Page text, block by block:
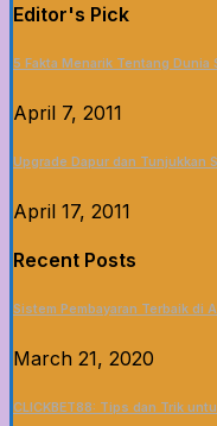
Editor's Pick
5 Fakta Menarik Tentang Dunia
April 7, 2011
Upgrade Dapur dan Tunjukkan
April 17, 2011
Recent Posts
Sistem Pembayaran Terbaik di
March 21, 2020
CLICKBET88: Tips dan Trik